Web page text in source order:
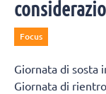
Focus
Giornata di sosta
Giornata di